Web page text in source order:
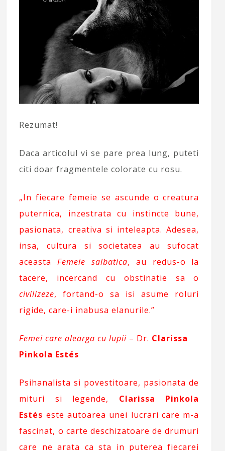
Rezumat!
Daca articolul vi se pare prea lung, puteti
citi doar fragmentele colorate cu rosu.
„In fiecare femeie se ascunde o creatura
puternica, inzestrata cu instincte bune,
pasionata, creativa si inteleapta. Adesea,
insa, cultura si societatea au sufocat
aceastaFemeie salbatica, au redus-o la
tacere, incercand cu obstinatie sa o
civilizeze, fortand-o sa isi asume roluri
rigide, care-i inabusa elanurile.”
Femei care alearga cu lupii – Dr. Clarissa
Pinkola Estés
Psihanalista si povestitoare, pasionata de
mituri si legende, Clarissa Pinkola
Estés este autoarea unei lucrari care m-a
fascinat, o carte deschizatoare de drumuri
care ne arata ca sta in puterea fiecarei